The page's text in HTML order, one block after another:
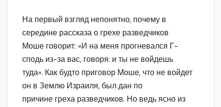
На первый взгляд непонятно, почему в
середине рассказа о грехе разведчиков
Моше говорит: «И на меня прогневался Г-
сподь из-за вас, говоря: и ты не войдешь
туда». Как будто приговор Моше, что не войдет
он в Землю Израиля, был дан по
причине греха разведчиков. Но ведь ясно из